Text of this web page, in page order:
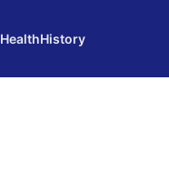
HealthHistory